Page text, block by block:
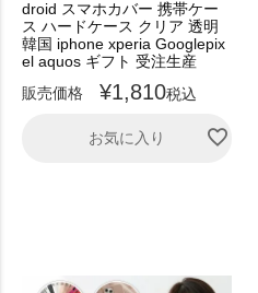
droid スマホカバー 携帯ケー
ス ハードケース クリア 透明
韓国 iphone xperia Googlepix
el aquos ギフト 受注生産
販売価格
¥1,810税込
お気に入り